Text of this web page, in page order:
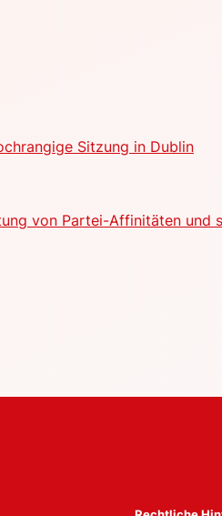
Sitzung in Dublin
von Partei-Affinitäten und